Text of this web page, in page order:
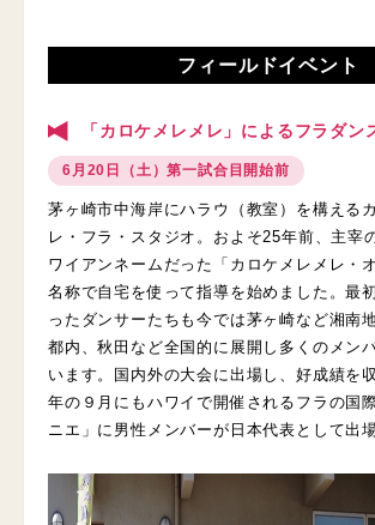
フィールドイベント
「カロケメレメレ」によるフラダン
6月20日（土）第一試合目開始前
茅ヶ崎市中海岸にハラウ（教室）を構える
レ・フラ・スタジオ。およそ25年前、主宰
ワイアンネームだった「カロケメレメレ・
名称で自宅を使って指導を始めました。最
ったダンサーたちも今では茅ヶ崎など湘南
都内、秋田など全国的に展開し多くのメン
います。国内外の大会に出場し、好成績を
年の９月にもハワイで開催されるフラの国
ニエ」に男性メンバーが日本代表として出